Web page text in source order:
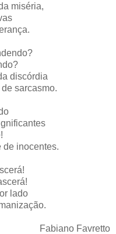
miséria,
discórdia
sarcasmo.
de inocentes.
lado
Fabiano Favretto